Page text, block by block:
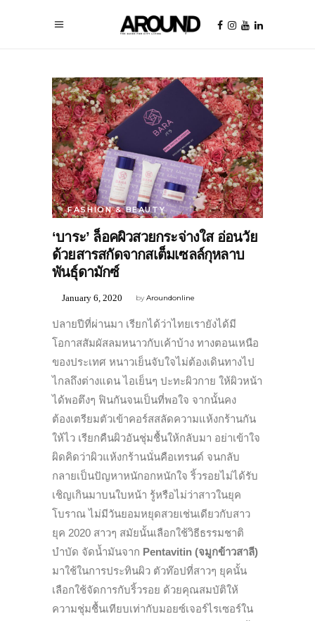
FASHION & BEAUTY
‘บาระ’ ล็อคผิวสวยกระจ่างใส อ่อนวัย
ด้วยสารสกัดจากสเต็มเซลล์กุหลาบ
พันธ์ุดามักซ์
byAroundonline
January 6, 2020
ปลายปีที่ผ่านมา เรียกได้ว่าไทยเรายังได้มี
โอกาสสัมผัสลมหนาวกับเค้าบ้าง ทางตอนเหนือ
ของประเทศ หนาวเย็นจับใจไม่ต้องเดินทางไป
ไกลถึงต่างแดน ไอเย็นๆ ปะทะผิวกาย ให้ผิวหน้า
ได้พอตึงๆ ฟินกันจนเป็นที่พอใจ จากนั้นคง
ต้องเตรียมตัวเข้าคอร์สสลัดความแห้งกร้านกัน
ให้ไว เรียกคืนผิวอันชุ่มชื้นให้กลับมา อย่าเข้าใจ
ผิดคิดว่าผิวแห้งกร้านนั่นคือเทรนด์ จนกลับ
กลายเป็นปัญหาหนักอกหนักใจ ริ้วรอยไม่ได้รับ
เชิญเกินมาบนใบหน้า รู้หรือไม่ว่าสาวในยุค
โบราณ ไม่มีวันยอมหยุดสวยเช่นเดียวกับสาว
ยุค 2020 สาวๆ สมัยนั้นเลือกใช้วิธีธรรมชาติ
บำบัด จัดน้ำมันจาก Pentavitin (จมูกข้าวสาลี)
มาใช้ในการประทินผิว ตัวท๊อปที่สาวๆ ยุคนั้น
เลือกใช้จัดการกับริ้วรอย ด้วยคุณสมบัติให้
ความชุ่มชื้นเทียบเท่ากับมอยซ์เจอร์ไรเซอร์ใน